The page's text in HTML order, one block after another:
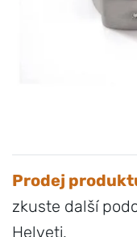
Prodej
zkuste další
Helveti.